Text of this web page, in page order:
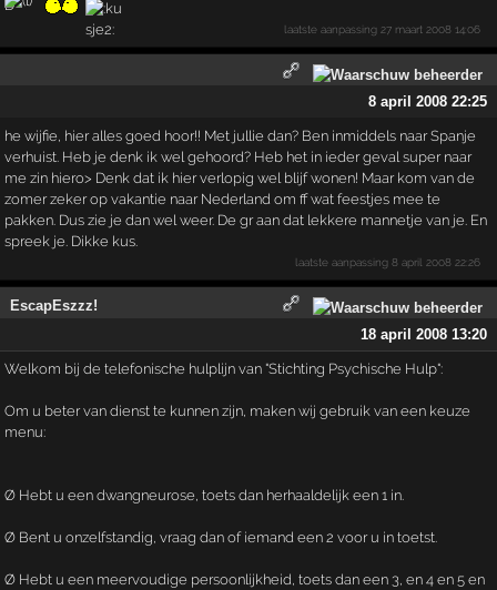
laatste aanpassing 27 maart 2008 14:06
8 april 2008 22:25
he wijfie, hier alles goed hoor!! Met jullie dan? Ben inmiddels naar Spanje
verhuist. Heb je denk ik wel gehoord? Heb het in ieder geval super naar
me zin hiero> Denk dat ik hier verlopig wel blijf wonen! Maar kom van de
zomer zeker op vakantie naar Nederland om ff wat feestjes mee te
pakken. Dus zie je dan wel weer. De gr aan dat lekkere mannetje van je. En
spreek je. Dikke kus.
laatste aanpassing8 april 2008 22:26
EscapEszzz!
18 april 2008 13:20
Welkom bij de telefonische hulplijn van "Stichting Psychische Hulp":
Om u beter van dienst te kunnen zijn, maken wij gebruik van een keuze
menu:
Ø Hebt u een dwangneurose, toets dan herhaaldelijk een 1 in.
Ø Bent u onzelfstandig, vraag dan of iemand een 2 voor u in toetst.
Ø Hebt u een meervoudige persoonlijkheid, toets dan een 3, en 4 en 5 en